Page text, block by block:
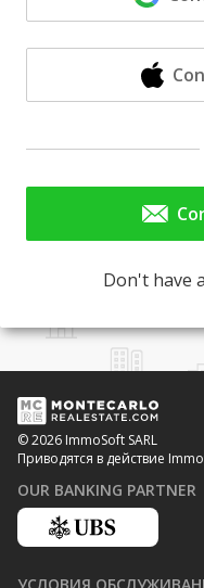
Don't have
© 2026 ImmoSoft SARL
Приводятся в действие
OUR BANKING PARTNER